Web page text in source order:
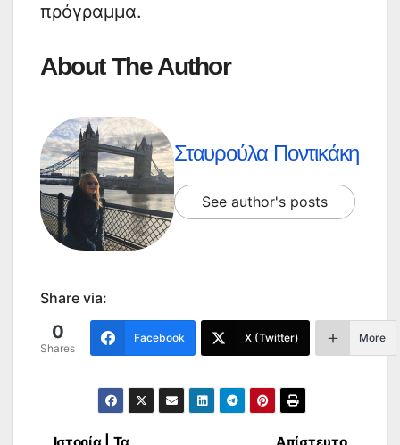
πρόγραμμα.
About The Author
Σταυρούλα Ποντικάκη
See author's posts
Share via:
0
Shares
Facebook X (Twitter) More